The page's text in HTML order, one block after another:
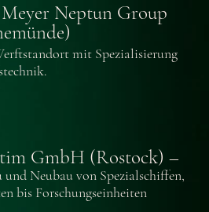
Neptun Group
mit Spezialisierung
GmbH (Rostock) –
Neubau von Spezialschiffen,
bis Forschungseinheiten